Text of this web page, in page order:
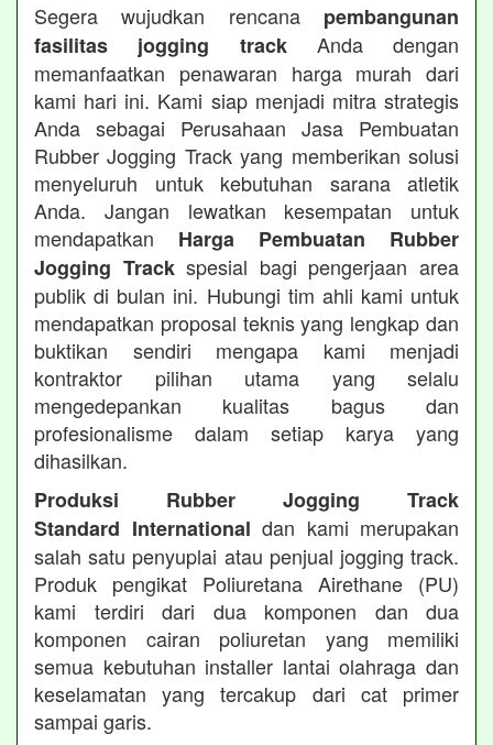
Segera wujudkan rencana pembangunan
fasilitas jogging trackAnda dengan
memanfaatkan penawaran harga murah dari
kami hari ini. Kami siap menjadi mitra strategis
Anda sebagai Perusahaan Jasa Pembuatan
Rubber Jogging Track yang memberikan solusi
menyeluruh untuk kebutuhan sarana atletik
Anda. Jangan lewatkan kesempatan untuk
mendapatkan Harga Pembuatan Rubber
Jogging Trackspesial bagi pengerjaan area
publik di bulan ini. Hubungi tim ahli kami untuk
mendapatkan proposal teknis yang lengkap dan
buktikan sendiri mengapa kami menjadi
kontraktor pilihan utama yang selalu
mengedepankan kualitas bagus dan
profesionalisme dalam setiap karya yang
dihasilkan.
Produksi Rubber Jogging Track
Standard International dan kami merupakan
salah satu penyuplai atau penjual jogging track.
Produk pengikat Poliuretana Airethane (PU)
kami terdiri dari dua komponen dan dua
komponen cairan poliuretan yang memiliki
semua kebutuhan installer lantai olahraga dan
keselamatan yang tercakup dari cat primer
sampai garis.